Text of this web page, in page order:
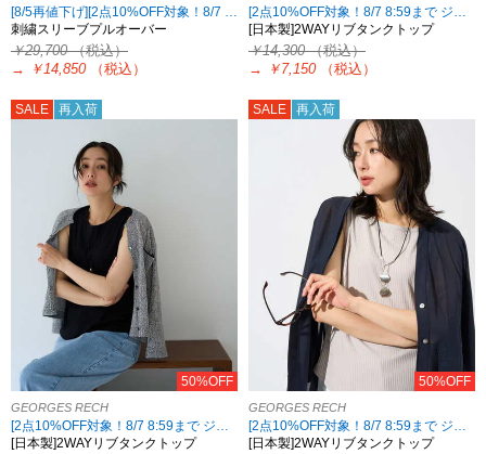
刺繍スリーブプルオーバー
￥29,700（税込）
→
￥14,850 （税込）
[日本製]2WAYリブタンクトップ
￥14,300（税込）
→
￥7,150 （税込）
SALE 再入荷
50%OFF
GEORGES RECH
[日本製]2WAYリブタンクトップ
SALE 再入荷
50%OFF
GEORGES RECH
[日本製]2WAYリブタンクトップ